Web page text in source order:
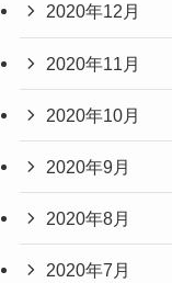
2020年12月
2020年11月
2020年10月
2020年9月
2020年8月
2020年7月